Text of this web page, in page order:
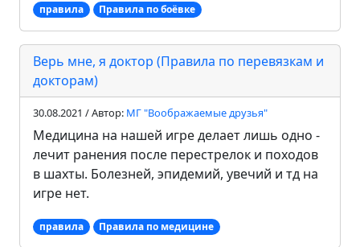
правила Правила по боёвке
Верь мне, я доктор (Правила по перевязкам и
докторам)
30.08.2021 / Автор: МГ "Воображаемые друзья"
Медицина на нашей игре делает лишь одно -
лечит ранения после перестрелок и походов
в шахты. Болезней, эпидемий, увечий и тд на
игре нет.
правила Правила по медицине